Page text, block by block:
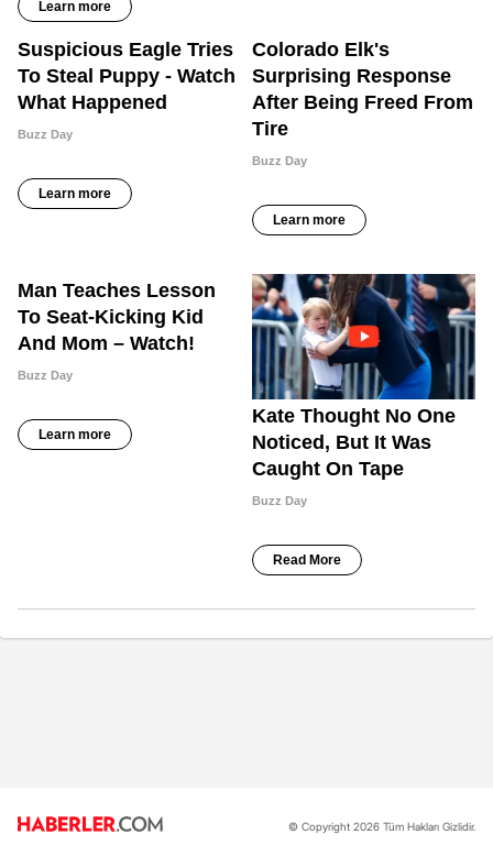
© Copyright 2026 Tüm Hakları Gizlidir.